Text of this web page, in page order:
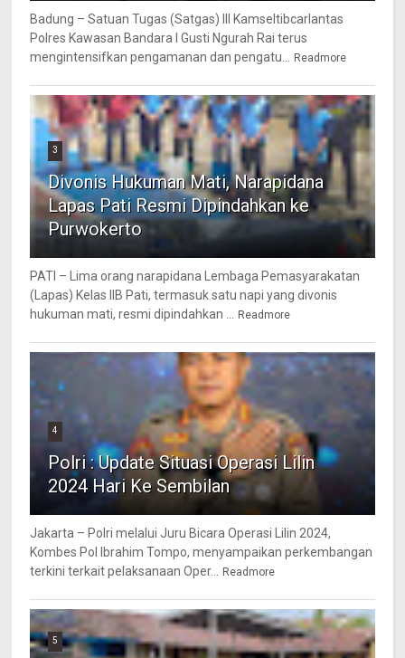
Badung – Satuan Tugas (Satgas) III Kamseltibcarlantas
Polres Kawasan Bandara I Gusti Ngurah Rai terus
mengintensifkan pengamanan dan pengatu...
Readmore
3
Divonis Hukuman Mati, Narapidana
Lapas Pati Resmi Dipindahkan ke
Purwokerto
PATI – Lima orang narapidana Lembaga Pemasyarakatan
(Lapas) Kelas IIB Pati, termasuk satu napi yang divonis
hukuman mati, resmi dipindahkan ...
Readmore
4
Polri : Update Situasi Operasi Lilin
2024 Hari Ke Sembilan
Jakarta – Polri melalui Juru Bicara Operasi Lilin 2024,
Kombes Pol Ibrahim Tompo, menyampaikan perkembangan
terkini terkait pelaksanaan Oper...
Readmore
5